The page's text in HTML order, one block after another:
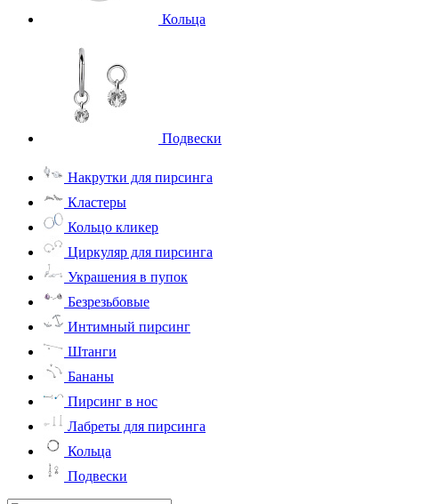
Кольца
Подвески
Накрутки для пирсинга
Кластеры
Кольцо кликер
Циркуляр для пирсинга
Украшения в пупок
Безрезьбовые
Интимный пирсинг
Штанги
Бананы
Пирсинг в нос
Лабреты для пирсинга
Кольца
Подвески